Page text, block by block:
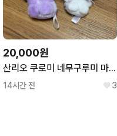
20,000원
산리오 쿠로미 네무구루미 마스코트
14시간 전 3